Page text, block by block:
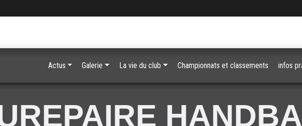
Actus Galerie La vie du club Championnats et classements infos